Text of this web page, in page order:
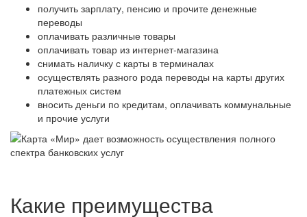
получить зарплату, пенсию и прочите денежные
переводы
оплачивать различные товары
оплачивать товар из интернет-магазина
снимать наличку с карты в терминалах
осуществлять разного рода переводы на карты других
платежных систем
вносить деньги по кредитам, оплачивать коммунальные
и прочие услуги
Какие преимущества